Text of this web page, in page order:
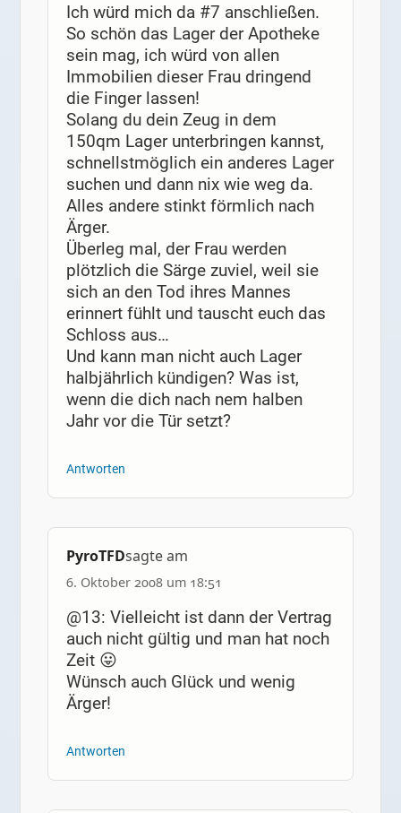
Ich würd mich da #7 anschließen.
So schön das Lager der Apotheke
sein mag, ich würd von allen
Immobilien dieser Frau dringend
die Finger lassen!
Solang du dein Zeug in dem
150qm Lager unterbringen kannst,
schnellstmöglich ein anderes Lager
suchen und dann nix wie weg da.
Alles andere stinkt förmlich nach
Ärger.
Überleg mal, der Frau werden
plötzlich die Särge zuviel, weil sie
sich an den Tod ihres Mannes
erinnert fühlt und tauscht euch das
Schloss aus…
Und kann man nicht auch Lager
halbjährlich kündigen? Was ist,
wenn die dich nach nem halben
Jahr vor die Tür setzt?
Antworten
PyroTFDsagte am
6. Oktober 2008 um 18:51
@13: Vielleicht ist dann der Vertrag
auch nicht gültig und man hat noch
Zeit 😛
Wünsch auch Glück und wenig
Ärger!
Antworten